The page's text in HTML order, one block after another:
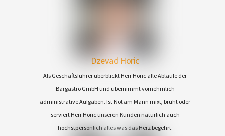
Dzevad Horic
Als Geschäftsführer überblickt Herr Horic alle Abläufe der
Bargastro GmbH und übernimmt vornehmlich
administrative Aufgaben. Ist Not am Mann mixt, brüht oder
serviert Herr Horic unseren Kunden natürlich auch
höchstpersönlich alles was das Herz begehrt.